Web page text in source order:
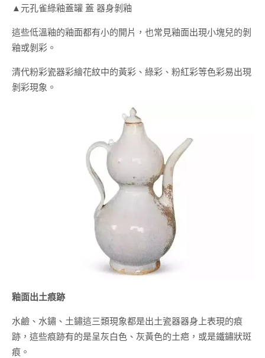
▲元孔雀綠釉蓋罐 蓋 器身剝釉
這些低溫釉的釉面都有小的開片，也常見釉面出現小塊兒的剝
釉或剝彩。
清代粉彩瓷器彩繪花紋中的黃彩、綠彩、粉紅彩等色彩易出現
剝彩現象。
釉面出土痕跡
水鹼、水鏽、土鏽這三類現象都是出土瓷器器身上表現的痕
跡，這些痕跡有的是呈灰白色、灰黃色的土疤，或是鐵鏽狀斑
痕。